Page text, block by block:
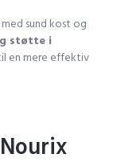
sund kost og
støtte i
en mere effektiv